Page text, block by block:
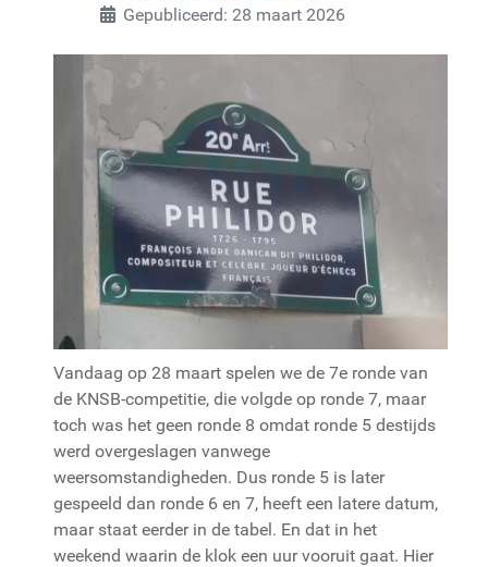
Gepubliceerd: 28 maart 2026
Vandaag op 28 maart spelen we de 7e ronde van
de KNSB-competitie, die volgde op ronde 7, maar
toch was het geen ronde 8 omdat ronde 5 destijds
werd overgeslagen vanwege
weersomstandigheden. Dus ronde 5 is later
gespeeld dan ronde 6 en 7, heeft een latere datum,
maar staat eerder in de tabel. En dat in het
weekend waarin de klok een uur vooruit gaat. Hier